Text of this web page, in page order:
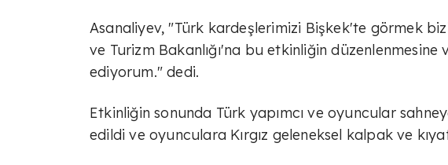
Asanaliyev, "Türk kardeşlerimizi Bişkek'te görmek
ve Turizm Bakanlığı'na bu etkinliğin düzenlenmesine
ediyorum." dedi.
Etkinliğin sonunda Türk yapımcı ve oyuncular
edildi ve oyunculara Kırgız geleneksel kalpak ve